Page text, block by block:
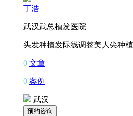
丁浩
武汉武总植发医院
头发种植发际线调整美人尖种植
0 文章
0 案例
武汉